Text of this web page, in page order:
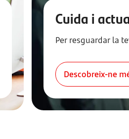
Cuida i
Per resguardar la
Descobreix-ne